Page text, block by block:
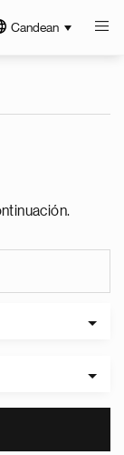
Candean